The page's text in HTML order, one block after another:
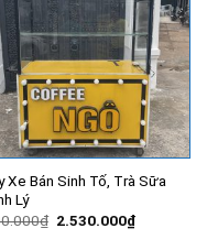
Xe Bán Sinh Tố, Trà Sữa
Lý
₫ Giá
2.530.000₫Giá
hiện